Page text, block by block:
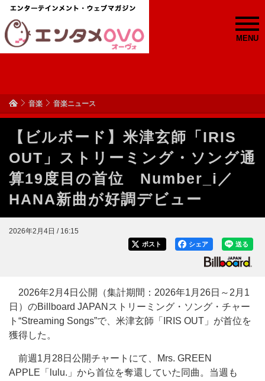
MENU
音楽 音楽ニュース
【ビルボード】米津玄師「IRIS
OUT」ストリーミング・ソング通
算19度目の首位 Number_i／
HANA新曲が好調デビュー
2026年2月4日 / 16:15
送る
シェア
ポスト
2026年2月4日公開（集計期間：2026年1月26日～2月1
日）のBillboard JAPANストリーミング・ソング・チャー
ト“Streaming Songs”で、米津玄師「IRIS OUT」が首位を
獲得した。
前週1月28日公開チャートにて、Mrs. GREEN
APPLE「lulu.」から首位を奪還していた同曲。当週も